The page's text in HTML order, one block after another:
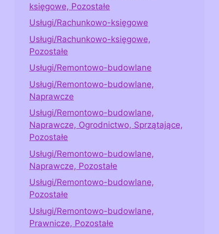
księgowe, Pozostałe
Usługi/Rachunkowo-księgowe
Usługi/Rachunkowo-księgowe,
Pozostałe
Usługi/Remontowo-budowlane
Usługi/Remontowo-budowlane,
Naprawcze
Usługi/Remontowo-budowlane,
Naprawcze, Ogrodnictwo, Sprzątające,
Pozostałe
Usługi/Remontowo-budowlane,
Naprawcze, Pozostałe
Usługi/Remontowo-budowlane,
Pozostałe
Usługi/Remontowo-budowlane,
Prawnicze, Pozostałe